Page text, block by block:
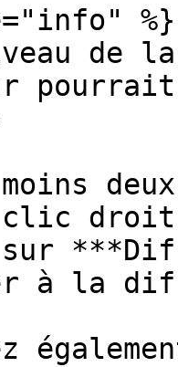
%}
de
droit
sur
à la